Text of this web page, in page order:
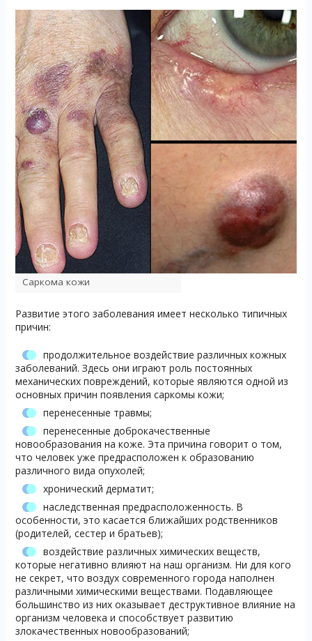
Саркома кожи
Развитие этого заболевания имеет несколько типичных
причин:
продолжительное воздействие различных кожных
заболеваний. Здесь они играют роль постоянных
механических повреждений, которые являются одной из
основных причин появления саркомы кожи;
перенесенные травмы;
перенесенные доброкачественные
новообразования на коже. Эта причина говорит о том,
что человек уже предрасположен к образованию
различного вида опухолей;
хронический дерматит;
наследственная предрасположенность. В
особенности, это касается ближайших родственников
(родителей, сестер и братьев);
воздействие различных химических веществ,
которые негативно влияют на наш организм. Ни для кого
не секрет, что воздух современного города наполнен
различными химическими веществами. Подавляющее
большинство из них оказывает деструктивное влияние на
организм человека и способствует развитию
злокачественных новообразований;